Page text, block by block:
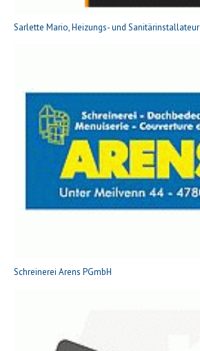
Sarlette Mario, Heizungs- und Sanitärinstallateur
Schreinerei Arens PGmbH